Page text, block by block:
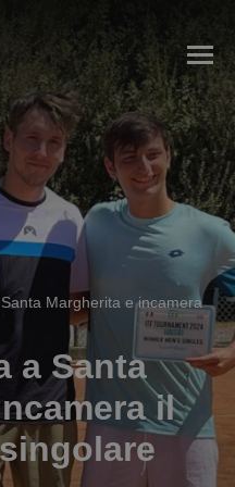
Margherita e incamera
a Santa
il